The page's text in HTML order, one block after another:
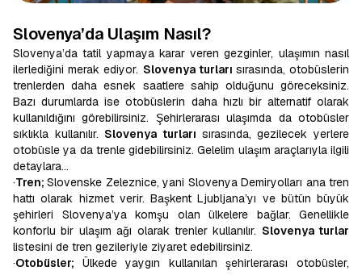
Slovenya’da Ulaşım Nasıl?
Slovenya’da tatil yapmaya karar veren gezginler, ulaşımın nasıl
ilerlediğini merak ediyor. Slovenya turları sırasında, otobüslerin
trenlerden daha esnek saatlere sahip olduğunu göreceksiniz.
Bazı durumlarda ise otobüslerin daha hızlı bir alternatif olarak
kullanıldığını görebilirsiniz. Şehirlerarası ulaşımda da otobüsler
sıklıkla kullanılır. Slovenya turları sırasında, gezilecek yerlere
otobüsle ya da trenle gidebilirsiniz. Gelelim ulaşım araçlarıyla ilgili
detaylara…
·Tren;Slovenske Zeleznice, yani Slovenya Demiryolları ana tren
hattı olarak hizmet verir. Başkent Ljubljana’yı ve bütün büyük
şehirleri Slovenya’ya komşu olan ülkelere bağlar. Genellikle
konforlu bir ulaşım ağı olarak trenler kullanılır. Slovenya turlar
listesini de tren gezileriyle ziyaret edebilirsiniz.
·Otobüsler; Ülkede yaygın kullanılan şehirlerarası otobüsler,